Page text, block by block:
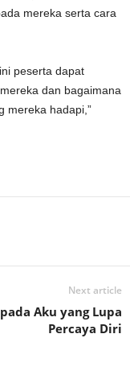
mereka serta cara
peserta dapat
dan bagaimana
mereka hadapi,”
Next article
Aku yang Lupa
Percaya Diri